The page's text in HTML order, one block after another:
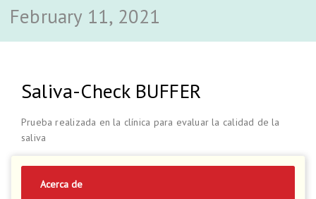
February 11, 2021
Saliva-Check BUFFER
Prueba realizada en la clínica para evaluar la calidad de la
saliva
Acerca de